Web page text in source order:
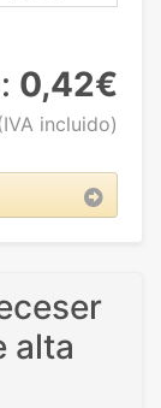
0,42€
incluido)
alta